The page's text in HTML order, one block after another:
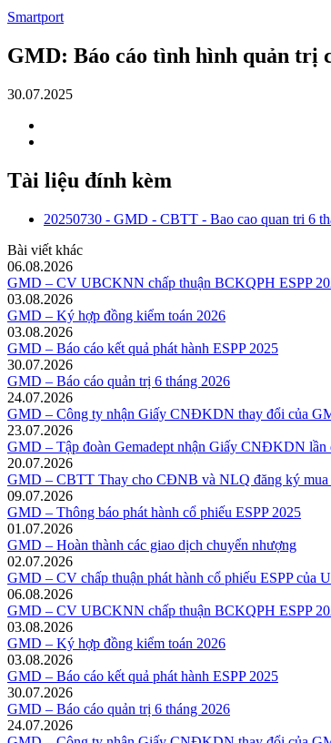
Smartport
GMD: Báo cáo tình hình quản trị
30.07.2025
Tài liệu đính kèm
20250730 - GMD - CBTT - Bao cao quan tri 6
Bài viết khác
06.08.2026
GMD – CV UBCKNN chấp thuận BCKQPH ESPP
03.08.2026
GMD – Ký hợp đồng kiểm toán 2026
03.08.2026
GMD – Báo cáo kết quả phát hành ESPP 2025
30.07.2026
GMD – Báo cáo quản trị 6 tháng 2026
24.07.2026
GMD – Công ty nhận Giấy CNĐKDN thay đổi của
23.07.2026
GMD – Tập đoàn Gemadept nhận Giấy CNĐKDN lần
20.07.2026
GMD – CBTT Thay cho CĐNB và NLQ đăng ký mua
09.07.2026
GMD – Thông báo phát hành cổ phiếu ESPP 2025
01.07.2026
GMD – Hoàn thành các giao dịch chuyển nhượng
02.07.2026
GMD – CV chấp thuận phát hành cổ phiếu ESPP của
06.08.2026
GMD – CV UBCKNN chấp thuận BCKQPH ESPP
03.08.2026
GMD – Ký hợp đồng kiểm toán 2026
03.08.2026
GMD – Báo cáo kết quả phát hành ESPP 2025
30.07.2026
GMD – Báo cáo quản trị 6 tháng 2026
24.07.2026